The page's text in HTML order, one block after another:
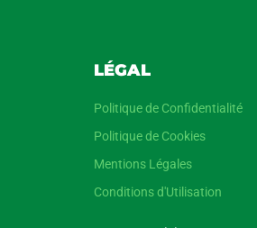
LÉGAL
Politique de Confidentialité
Politique de Cookies
Mentions Légales
Conditions d'Utilisation